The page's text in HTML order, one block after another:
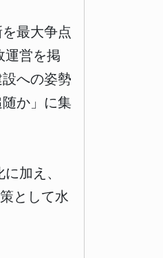
最大争点
運営を掲
への姿勢
か」に集
加え、
として水